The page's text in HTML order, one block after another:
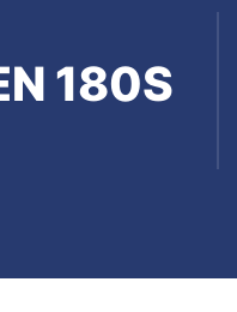
180S